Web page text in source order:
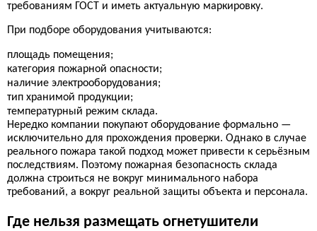
требованиям ГОСТ и иметь актуальную маркировку.
При подборе оборудования учитываются:
площадь помещения;
категория пожарной опасности;
наличие электрооборудования;
тип хранимой продукции;
температурный режим склада.
Нередко компании покупают оборудование формально —
исключительно для прохождения проверки. Однако в случае
реального пожара такой подход может привести к серьёзным
последствиям. Поэтому пожарная безопасность склада
должна строиться не вокруг минимального набора
требований, а вокруг реальной защиты объекта и персонала.
Где нельзя размещать огнетушители